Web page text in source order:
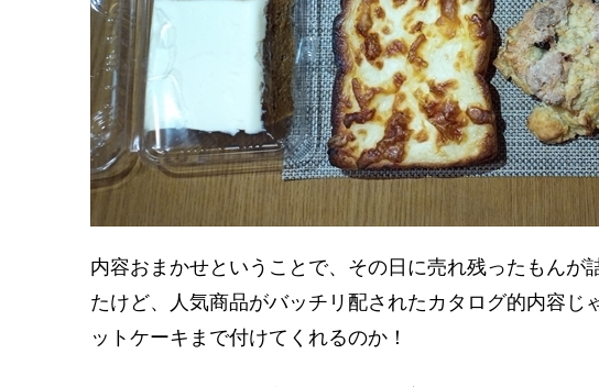
内容おまかせということで、その日に売れ残ったもんが
たけど、人気商品がバッチリ配されたカタログ的内容じ
ットケーキまで付けてくれるのか！